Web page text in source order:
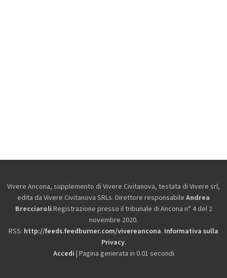
Vivere Ancona, supplemento di Vivere Civitanova, testata di Vivere srl,
edita da Vivere Civitanova SRLs. Direttore responsabile Andrea
Brecciaroli.Registrazione presso il tribunale di Ancona n° 4 del 2
novembre 2020.
RSS: http://feeds.feedburner.com/vivereancona. Informativa sulla
Privacy.
Accedi | Pagina generata in 0.01 secondi